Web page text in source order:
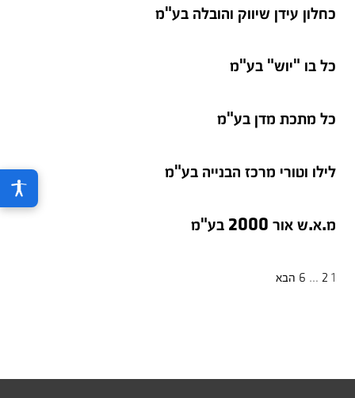
כחלון עידן שיווק והובלה בע"מ
כל בו "יוש" בע"מ
כל מתכת מדן בע"מ
לילו וטורי מרכז הבנייה בע"מ
מ.א.ש אור 2000 בע"מ
Posts1
2
…
6 הבא